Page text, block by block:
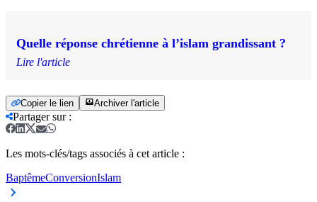
Quelle réponse chrétienne à l’islam grandissant ?
Lire l'article
Copier le lien Archiver l'article
Partager sur:
Les mots-clés/tags associés à cet article :
BaptêmeConversionIslam